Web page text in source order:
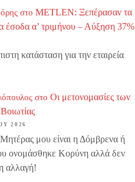
στο METLEN: Ξεπέρασαν τα
έσοδα α’ τριμήνου – Αύξηση 37%
κατάσταση για την εταιρεία
στο Οι μετονομασίες των
2026
μου είναι η Δόμβρενα ή
ονομάσθηκε Κορύνη αλλά δεν
αλλαγή!